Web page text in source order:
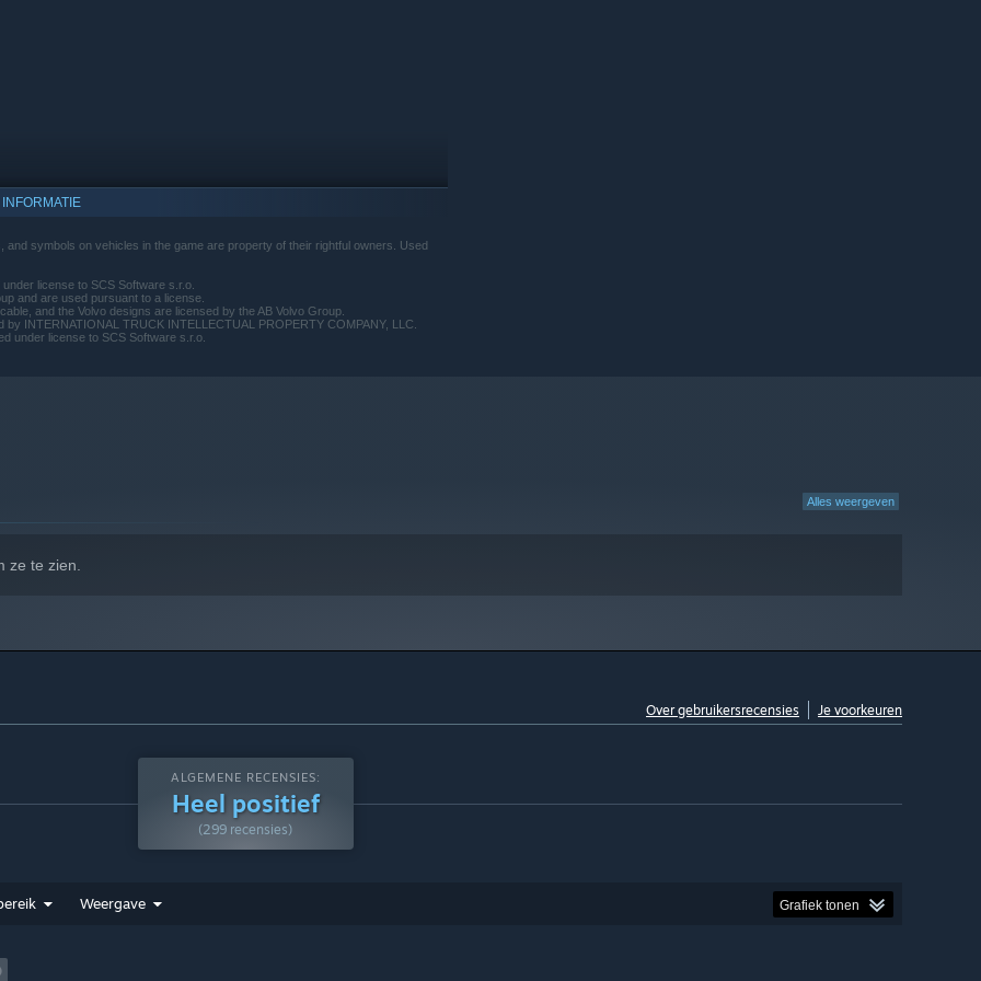
symbols on vehicles in the game are property of their rightful owners. Used
license to SCS Software s.r.o.
and are used pursuant to a license.
and the Volvo designs are licensed by the AB Volvo Group.
INTERNATIONAL TRUCK INTELLECTUAL PROPERTY COMPANY, LLC.
under license to SCS Software s.r.o.
Alles weergeven
ze te zien.
Over gebruikersrecensies Je voorkeuren
ALGEMENE RECENSIES:
Heel positief
(299 recensies)
Weergave Grafiek tonen